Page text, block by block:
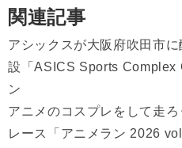
関連記事
アシックスが大阪府吹田市
設「ASICS Sports Complex
ン
アニメのコスプレをして走
レース「アニメラン 2026